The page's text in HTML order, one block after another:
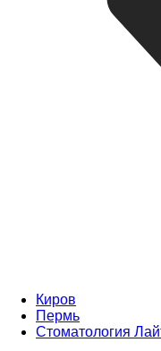
Киров
Пермь
Стоматология